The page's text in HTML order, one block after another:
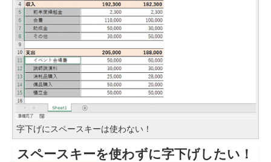
字下げにスペースキーは使わない！
スペースキーを使わずに字下げしたい！